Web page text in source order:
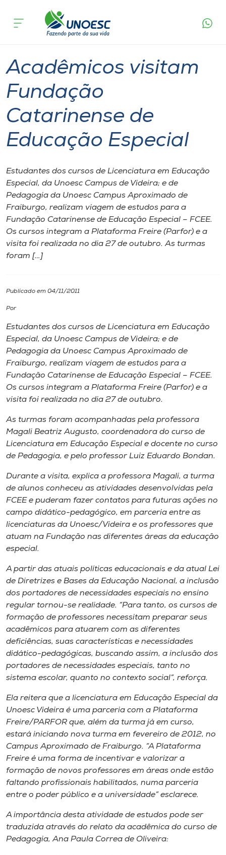
Cursos
Pesquisa
Atendimento ao Estudante
Portal de Ensino
A
Unoesc
Internacionalização
I.nova
Cultura
CPA
Biblioteca
Editora
Rádio
Museu
Unoesc
Store
Selecione
o idioma
A-
acontece
Acadêmicos visitam
Fundação
Catarinense de
Educação Especial
Estudantes dos cursos de Licenciatura em Educação
Especial, da Unoesc Campus de Videira; e de
Pedagogia da Unoesc Campus Aproximado de
Fraiburgo, realizam viagem de estudos para a
Fundação Catarinense de Educação Especial – FCEE.
Os cursos integram a Plataforma Freire (Parfor) e a
visita foi realizada no dia 27 de outubro. As turmas
foram […]
Publicado em 04/11/2011
Por
Estudantes dos cursos de Licenciatura em Educação
Especial, da Unoesc Campus de Videira; e de
Pedagogia da Unoesc Campus Aproximado de
Fraiburgo, realizam viagem de estudos para a
Fundação Catarinense de Educação Especial – FCEE.
Os cursos integram a Plataforma Freire (Parfor) e a
visita foi realizada no dia 27 de outubro.
As turmas foram acompanhadas pela professora
Magali Beatriz Augusto, coordenadora do curso de
Licenciatura em Educação Especial e docente no curso
de Pedagogia, e pelo professor Luiz Eduardo Bondan.
Durante a visita, explica a professora Magali, a turma
de alunos conheceu as atividades desenvolvidas pela
FCEE e puderam fazer contatos para futuras ações no
campo didático-pedagógico, em parceria entre as
licenciaturas da Unoesc/Videira e os professores que
atuam na Fundação nas diferentes áreas da educação
especial.
A partir das atuais políticas educacionais e da atual Lei
de Diretrizes e Bases da Educação Nacional, a inclusão
dos portadores de necessidades especiais no ensino
regular tornou-se realidade. “Para tanto, os cursos de
formação de professores necessitam preparar seus
acadêmicos para atuarem com as diferentes
deficiências, suas características e necessidades
didático-pedagógicas, buscando assim, a inclusão dos
portadores de necessidades especiais, tanto no
sistema escolar, quanto no contexto social”, reforça.
Ela reitera que a licenciatura em Educação Especial da
Unoesc Videira é uma parceria com a Plataforma
Freire/PARFOR que, além da turma já em curso,
estará iniciando nova turma em fevereiro de 2012, no
Campus Aproximado de Fraiburgo. “A Plataforma
Freire é uma forma de incentivar e valorizar a
formação de novos professores em áreas onde estão
faltando profissionais habilitados, numa parceria
entre o poder público e a universidade” esclarece.
A importância desta atividade de estudos pode ser
traduzida através do relato da acadêmica do curso de
Pedagogia, Ana Paula Correa de Oliveira: